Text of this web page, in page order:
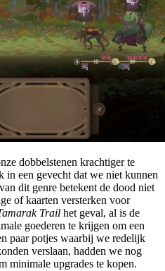
dobbelstenen krachtiger te
een gevecht dat we niet kunnen
dit genre betekent de dood niet
of kaarten versterken voor
Trail het geval, al is de
goederen te krijgen om een
paar potjes waarbij we redelijk
verslaan, hadden we nog
minimale upgrades te kopen.